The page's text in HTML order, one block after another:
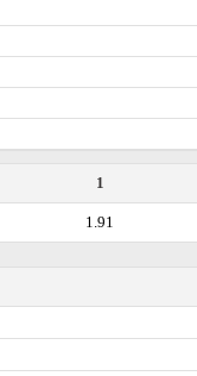
1
1.91